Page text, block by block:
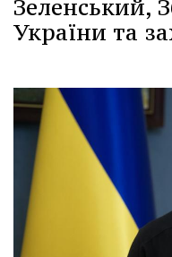
Зеленський,
України та